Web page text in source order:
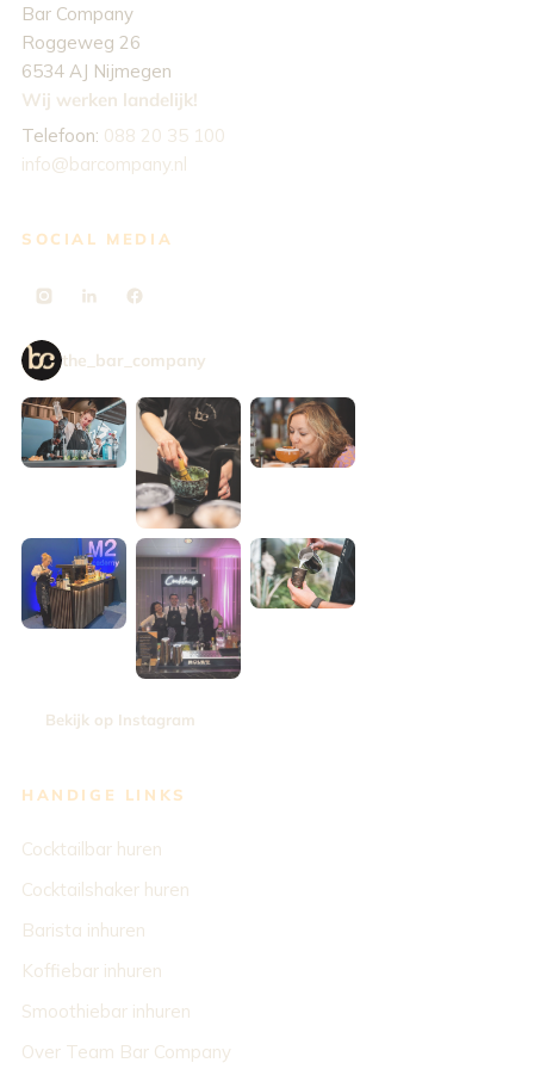
Bar Company
Roggeweg 26
6534 AJ Nijmegen
Wij werken landelijk!
Telefoon: 088 20 35 100
info@barcompany.nl
SOCIAL MEDIA
the_bar_company
Bekijk op Instagram
HANDIGE LINKS
Cocktailbar huren
Cocktailshaker huren
Barista inhuren
Koffiebar inhuren
Smoothiebar inhuren
Over Team Bar Company